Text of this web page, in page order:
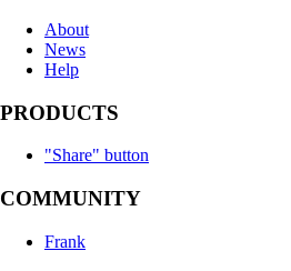
About
News
Help
PRODUCTS
"Share" button
COMMUNITY
Frank